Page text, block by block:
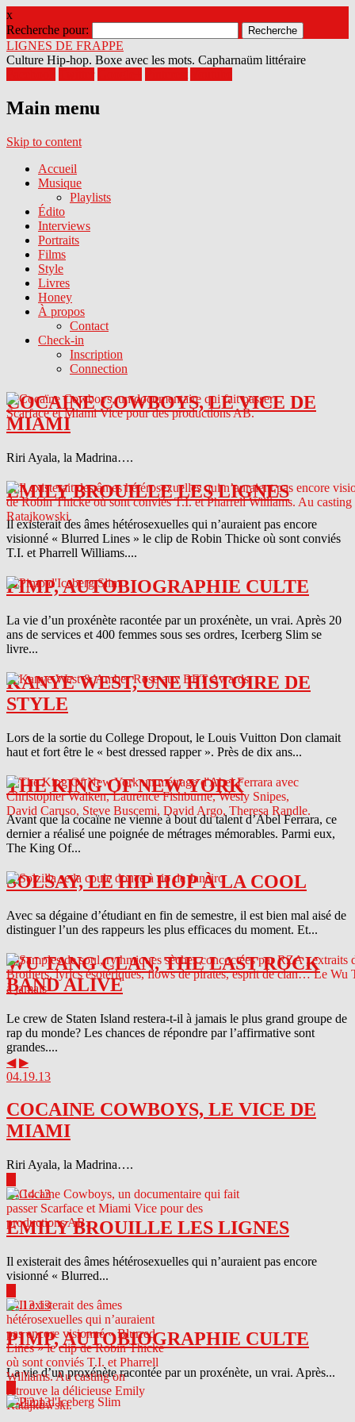
x
Recherche pour:
LIGNES DE FRAPPE
Culture Hip-hop. Boxe avec les mots. Capharnaüm littéraire
Main menu
Skip to content
Accueil
Musique
Playlists
Édito
Interviews
Portraits
Films
Style
Livres
Honey
À propos
Contact
Check-in
Inscription
Connection
COCAINE COWBOYS, LE VICE DE
MIAMI
Riri Ayala, la Madrina….
EMILY BROUILLE LES LIGNES
Il existerait des âmes hétérosexuelles qui n’auraient pas encore
visionné « Blurred Lines » le clip de Robin Thicke où sont conviés
T.I. et Pharrell Williams....
PIMP, AUTOBIOGRAPHIE CULTE
La vie d’un proxénète racontée par un proxénète, un vrai. Après 20
ans de services et 400 femmes sous ses ordres, Icerberg Slim se
livre...
KANYE WEST, UNE HISTOIRE DE
STYLE
Lors de la sortie du College Dropout, le Louis Vuitton Don clamait
haut et fort être le « best dressed rapper ». Près de dix ans...
THE KING OF NEW YORK
Avant que la cocaïne ne vienne à bout du talent d’Abel Ferrara, ce
dernier a réalisé une poignée de métrages mémorables. Parmi eux,
The King Of...
SOLSAY, LE HIP HOP À LA COOL
Avec sa dégaine d’étudiant en fin de semestre, il est bien mal aisé de
distinguer l’un des rappeurs les plus efficaces du moment. Et...
WU TANG CLAN, THE LAST ROCK
BAND ALIVE
Le crew de Staten Island restera-t-il à jamais le plus grand groupe de
rap du monde? Les chances de répondre par l’affirmative sont
grandes....
◀ ▶
04.19.13
COCAINE COWBOYS, LE VICE DE
MIAMI
Riri Ayala, la Madrina….
04.14.13
EMILY BROUILLE LES LIGNES
Il existerait des âmes hétérosexuelles qui n’auraient pas encore
visionné « Blurred...
04.13.13
PIMP, AUTOBIOGRAPHIE CULTE
La vie d’un proxénète racontée par un proxénète, un vrai. Après...
04.12.13